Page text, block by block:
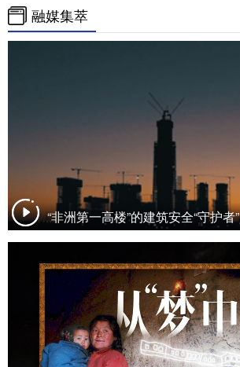
融媒集萃
“非洲第一高楼”的建筑安全“守护者”